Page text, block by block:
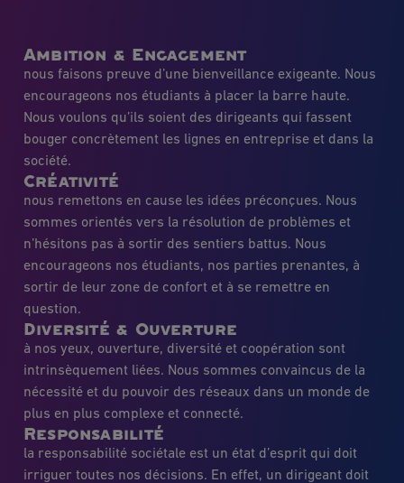
Ambition & Engagement
nous faisons preuve d’une bienveillance exigeante. Nous
encourageons nos étudiants à placer la barre haute.
Nous voulons qu’ils soient des dirigeants qui fassent
bouger concrètement les lignes en entreprise et dans la
société.
Créativité
nous remettons en cause les idées préconçues. Nous
sommes orientés vers la résolution de problèmes et
n’hésitons pas à sortir des sentiers battus. Nous
encourageons nos étudiants, nos parties prenantes, à
sortir de leur zone de confort et à se remettre en
question.
Diversité & Ouverture
à nos yeux, ouverture, diversité et coopération sont
intrinsèquement liées. Nous sommes convaincus de la
nécessité et du pouvoir des réseaux dans un monde de
plus en plus complexe et connecté.
Responsabilité
la responsabilité sociétale est un état d’esprit qui doit
irriguer toutes nos décisions. En effet, un dirigeant doit